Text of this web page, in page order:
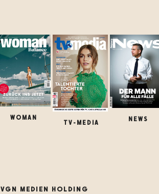
WOMAN
TV-MEDIA
NEWS
VGN MEDIEN HOLDING